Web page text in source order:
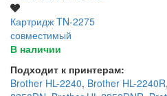
Картридж TN-2275
совместимый
В наличии
Подходит к принтерам:
Brother HL-2240, Brother HL-2240R,